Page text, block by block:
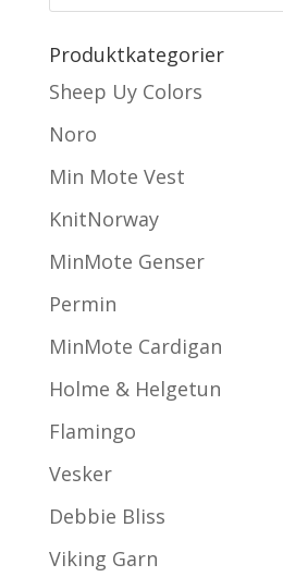
Produktkategorier
Sheep Uy Colors
Noro
Min Mote Vest
KnitNorway
MinMote Genser
Permin
MinMote Cardigan
Holme & Helgetun
Flamingo
Vesker
Debbie Bliss
Viking Garn